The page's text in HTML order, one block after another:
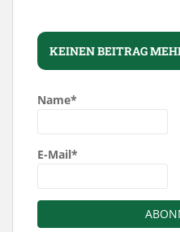
KEINEN BEITRAG
Name*
E-Mail*